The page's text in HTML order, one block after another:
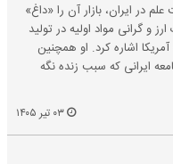
در ایران، بازار آن را «داغ»
و گرانی مواد اولیه در تولید
اشاره کرد. او همچنین
ایرانی که سبب زنده نگه